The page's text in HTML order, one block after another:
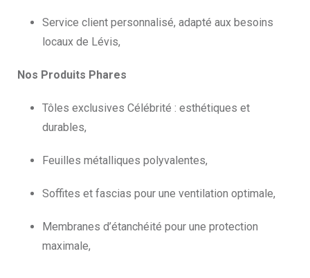
Service client personnalisé, adapté aux besoins
locaux de Lévis,
Nos Produits Phares
Tôles exclusives Célébrité : esthétiques et
durables,
Feuilles métalliques polyvalentes,
Soffites et fascias pour une ventilation optimale,
Membranes d’étanchéité pour une protection
maximale,